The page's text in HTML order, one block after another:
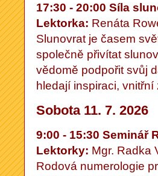
17:30 - 20:00 Síla
Lektorka: Renáta
Slunovrat je časem
společně přivítat
vědomě podpořit svůj
hledají inspiraci,
Sobota 11. 7. 2026
9:00 - 15:30 Seminář
Lektorky: Mgr. Radka
Rodová numerologie